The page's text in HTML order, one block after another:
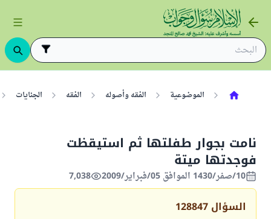
الموضوعية الفقه وأصوله الفقه الجنايات
نامت بجوار طفلتها ثم استيقظت
فوجدتها ميتة
10/صفر/1430 الموافق 05/فبراير/2009 7,038
السؤال 128847